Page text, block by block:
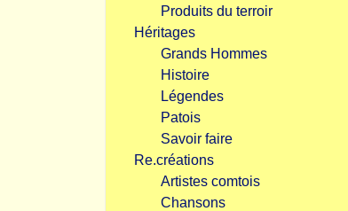
Produits du terroir
Héritages
Grands Hommes
Histoire
Légendes
Patois
Savoir faire
Re.créations
Artistes comtois
Chansons